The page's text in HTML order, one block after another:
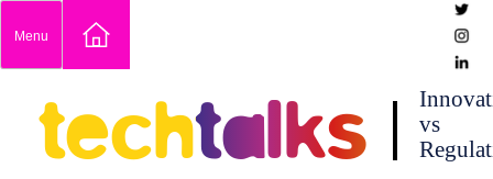
content
Menu
techtalks
vs